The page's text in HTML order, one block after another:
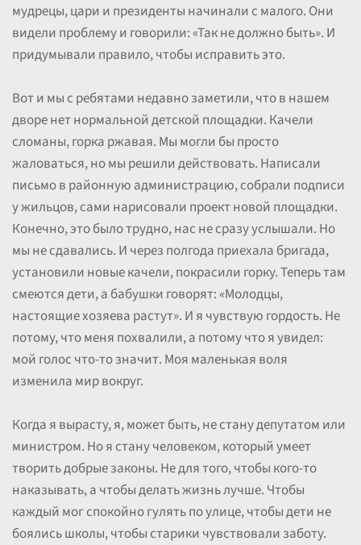
мудрецы, цари и президенты начинали с малого. Они
видели проблему и говорили: «Так не должно быть». И
придумывали правило, чтобы исправить это.
Вот и мы с ребятами недавно заметили, что в нашем
дворе нет нормальной детской площадки. Качели
сломаны, горка ржавая. Мы могли бы просто
жаловаться, но мы решили действовать. Написали
письмо в районную администрацию, собрали подписи
у жильцов, сами нарисовали проект новой площадки.
Конечно, это было трудно, нас не сразу услышали. Но
мы не сдавались. И через полгода приехала бригада,
установили новые качели, покрасили горку. Теперь там
смеются дети, а бабушки говорят: «Молодцы,
настоящие хозяева растут». И я чувствую гордость. Не
потому, что меня похвалили, а потому что я увидел:
мой голос что-то значит. Моя маленькая воля
изменила мир вокруг.
Когда я вырасту, я, может быть, не стану депутатом или
министром. Но я стану человеком, который умеет
творить добрые законы. Не для того, чтобы кого-то
наказывать, а чтобы делать жизнь лучше. Чтобы
каждый мог спокойно гулять по улице, чтобы дети не
боялись школы, чтобы старики чувствовали заботу.